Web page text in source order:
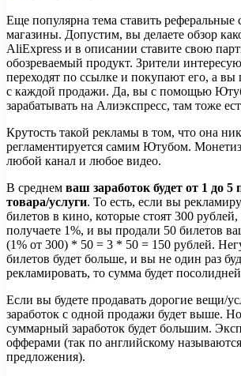
Еще популярна тема ставить реферальные
магазины. Допустим, вы делаете обзор
AliExpress и в описании ставите свою
обозреваемый продукт. Зрители
переходят по ссылке и покупают его, а вы
с каждой продажи. Да, вы с помощью
зарабатывать на Алиэкспресс, там тоже
Крутость такой рекламы в том, что она
регламентируется самим Ютубом.
любой канал и любое видео.
В среднем ваш заработок будет от 1 до 5
товара/услуги. То есть, если вы
билетов в кино, которые стоят 300
получаете 1%, и вы продали 50 билетов
(1% от 300) * 50 = 3 * 50 = 150 рублей.
билетов будет больше, и вы не один раз
рекламировать, то сумма будет
Если вы будете продавать дорогие вещи/
заработок с одной продажи будет выше.
суммарный заработок будет большим.
офферами (так по английскому
предложения).